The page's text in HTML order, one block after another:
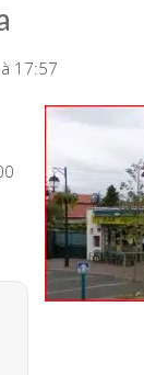
17:57